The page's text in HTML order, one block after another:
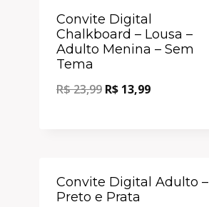
Convite Digital
Chalkboard – Lousa –
Adulto Menina – Sem
Tema
R$23,99 R$ 13,99
Convite Digital Adulto –
Preto e Prata